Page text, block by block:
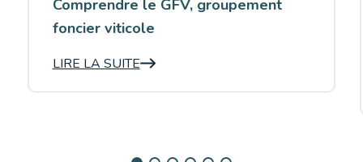
Comprendre le GFV, groupement
foncier viticole
LIRE LA SUITE